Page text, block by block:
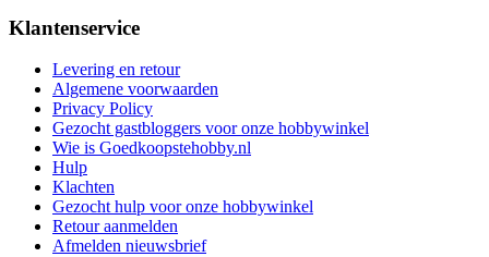
Klantenservice
Levering en retour
Algemene voorwaarden
Privacy Policy
Gezocht gastbloggers voor onze hobbywinkel
Wie is Goedkoopstehobby.nl
Hulp
Klachten
Gezocht hulp voor onze hobbywinkel
Retour aanmelden
Afmelden nieuwsbrief